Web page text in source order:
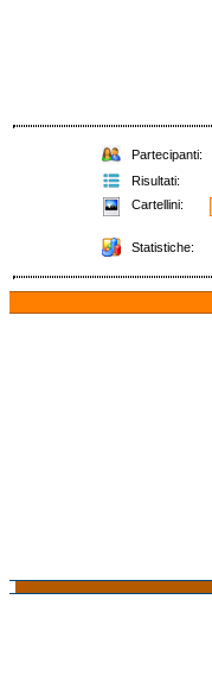
Partecipanti:
Risultati:
Cartellini:
Statistiche: